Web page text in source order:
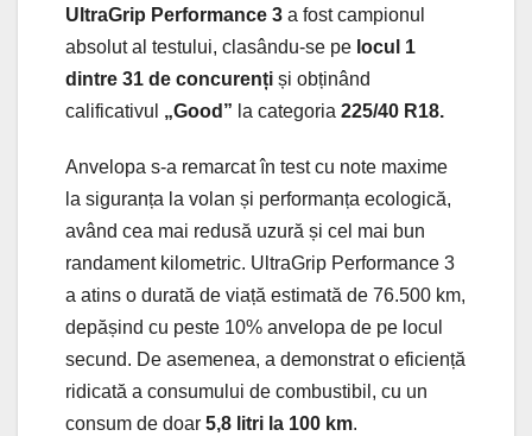
UltraGrip Performance 3 a fost campionul
absolut al testului, clasându-se pe locul 1
dintre 31 de concurenți și obținând
calificativul „Good” la categoria 225/40 R18.
Anvelopa s-a remarcat în test cu note maxime
la siguranța la volan și performanța ecologică,
având cea mai redusă uzură și cel mai bun
randament kilometric. UltraGrip Performance 3
a atins o durată de viață estimată de 76.500 km,
depășind cu peste 10% anvelopa de pe locul
secund. De asemenea, a demonstrat o eficiență
ridicată a consumului de combustibil, cu un
consum de doar 5,8 litri la 100 km.